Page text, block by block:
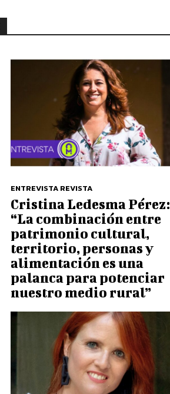
ENTREVISTA REVISTA
Cristina Ledesma Pérez:
“La combinación entre
patrimonio cultural,
territorio, personas y
alimentación es una
palanca para potenciar
nuestro medio rural”